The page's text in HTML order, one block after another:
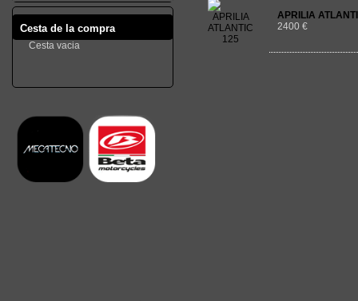
Cesta de la compra
Cesta vacia
APRILIA
2400 €